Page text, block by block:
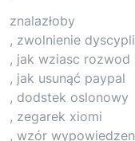
znalazłoby
, zwolnienie
, jak wziasc rozwod
, jak usunąć paypal
, dodstek oslonowy
, zegarek xiomi
, wzór